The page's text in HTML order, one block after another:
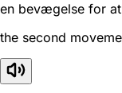
en bevægelse for
the second